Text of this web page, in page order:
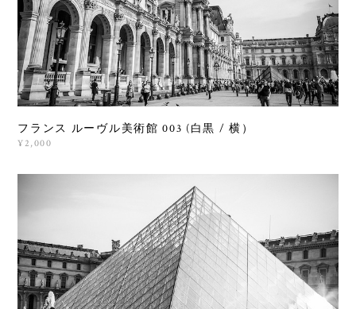
フランス ルーヴル美術館 003 (白黒 / 横）
¥2,000